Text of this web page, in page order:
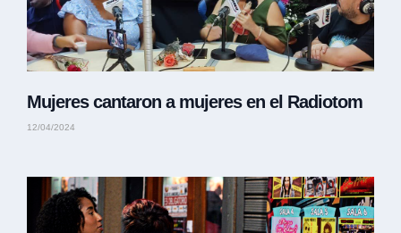
Mujeres cantaron a mujeres en el Radiotom
12/04/2024